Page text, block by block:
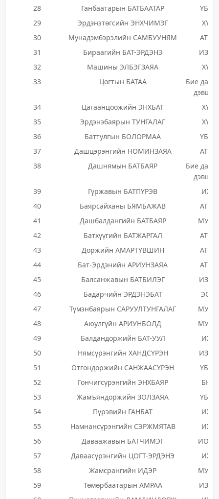
28
Ганбаатарын БАТБААТАР
ҮБЗН
29
Эрдэнэтөгсийн ЭНХЧИМЭГ
ХҮН
30
Мунадэмбэрэлийн САМБУУНЯМ
АТХН
31
Бираагийн БАТ-ЭРДЭНЭ
ИЗНН
32
Машины ЭЛБЭГЗАЯА
ХҮН
33
Цогтын БАТАА
Бие даан
34
Цагаанцоожийн ЭНХБАТ
ХҮН
35
Эрдэнэбаярын ТУНГАЛАГ
ХҮН
36
Баттулгын БОЛОРМАА
ҮБЗН
37
Дашцэрэнгийн НОМИНЗАЯА
АТХН
38
Дашнямын БАТБАЯР
Бие даан
39
Гүржавын БАТПҮРЭВ
ИХН
40
Баярсайханы БЯМБАЖАВ
АТХН
41
Дашбалдангийн БАТБАЯР
МУНН
42
Батхүүгийн БАТЖАРГАЛ
АТХН
43
Доржийн АМАРТҮВШИН
АТХН
44
Бат-Эрдэнийн АРИУНЗАЯА
АТХН
45
Балсанжавын БАТБИЛЭГ
ИЗНН
46
Бадарчийн ЭРДЭНЭБАТ
ЭОН
47
Түмэнбаярын САРУУЛТУНГАЛАГ
МУНН
48
Аюулгүйн АРИУНБОЛД
МУНН
49
Балдандоржийн БАТ-УУЛ
ИХН
50
Нямсүрэнгийн ХАНДСҮРЭН
ИЗНН
51
Отгондоржийн САНЖААСҮРЭН
ҮБЗН
52
Гончигсүрэнгийн ЭНХБАЯР
БНН
53
Жамъяндоржийн ЗОЛЗАЯА
ҮБЗН
54
Пүрэвийн ГАНБАТ
ИХН
55
Намнансүрэнгийн СЭРЖМЯТАВ
ИХН
56
Даваажавын БАТЧИМЭГ
ИОНН
57
Даваасүрэнгийн ЦОГТ-ЭРДЭНЭ
ИХН
58
Жамсрангийн ИДЭР
МУНН
59
Төмөрбаатарын АМРАА
ИЗНН